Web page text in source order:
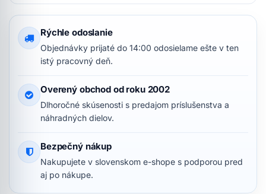
Rýchle odoslanie
Objednávky prijaté do 14:00 odosielame ešte v ten
istý pracovný deň.
Overený obchod od roku 2002
Dlhoročné skúsenosti s predajom príslušenstva a
náhradných dielov.
Bezpečný nákup
Nakupujete v slovenskom e-shope s podporou pred
aj po nákupe.